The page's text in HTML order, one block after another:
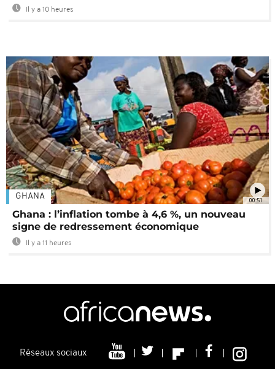
Il y a 10 heures
00:51
GHANA
Ghana : l’inflation tombe à 4,6 %, un nouveau
signe de redressement économique
Il y a 11 heures
Réseaux sociaux